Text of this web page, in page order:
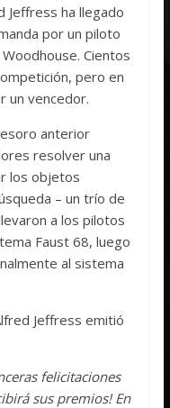
Jeffress ha llegado
por un piloto
Cientos
pero en
un vencedor.
anterior
resolver una
los objetos
– un trío de
a los pilotos
Faust 68, luego
al sistema
Jeffress emitió
felicitaciones
sus premios! En